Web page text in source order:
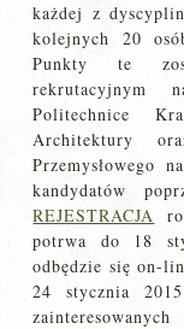
każdej z
kolejnych 20
Punkty te
rekrutacyjnym
Politechnice
Architektury
Przemysłowego
kandydatów
REJESTRACJA
potrwa do 18
odbędzie się on-
24 stycznia